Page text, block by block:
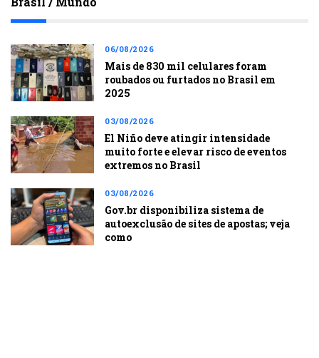
06/08/2026
Mais de 830 mil celulares foram
roubados ou furtados no Brasil em
2025
03/08/2026
El Niño deve atingir intensidade
muito forte e elevar risco de eventos
extremos no Brasil
03/08/2026
Gov.br disponibiliza sistema de
autoexclusão de sites de apostas; veja
como